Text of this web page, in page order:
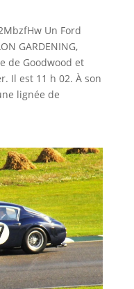
Un Ford
GARDENING,
de Goodwood et
Il est 11 h 02. À son
lignée de